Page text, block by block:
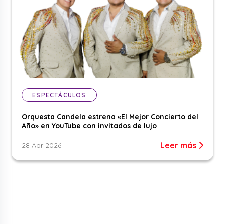
ESPECTÁCULOS
Orquesta Candela estrena «El Mejor Concierto del
Año» en YouTube con invitados de lujo
28 Abr 2026 Leer más